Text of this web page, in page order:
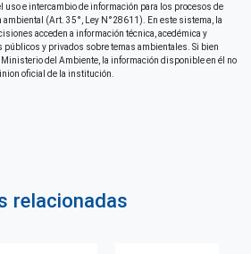
uso e intercambio de información para los procesos de
ambiental (Art. 35°, Ley N°28611). En este sistema, la
acceden a información técnica, acedémica y
y privados sobre temas ambientales. Si bien
del Ambiente, la información disponible en él no
oficial de la institución.
relacionadas